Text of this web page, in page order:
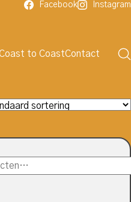
Facebook Instagram
to CoastContact